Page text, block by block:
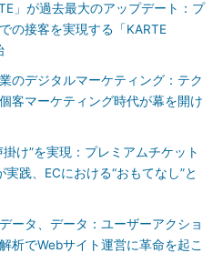
」が過去最大のアップデート：プ
の接客を実現する「KARTE
のデジタルマーケティング：テク
客マーケティング時代が幕を開け
け”を実現：プレミアムチケット
践、ECにおける“おもてなし”と
ータ、データ：ユーザーアクショ
析でWebサイト運営に革命を起こ